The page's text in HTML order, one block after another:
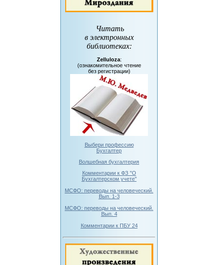
Читать
в электронных
библиотеках:
Zelluloza:
(ознакомительное чтение
без регистрации)
Выбери профессию
Бухгалтер
Волшебная бухгалтерия
Комментарии к ФЗ "О
Бухгалтерском учете"
МСФО: переводы на человеческий.
Вып. 1-3
МСФО: переводы на человеческий.
Вып. 4
Комментарии к ПБУ 24